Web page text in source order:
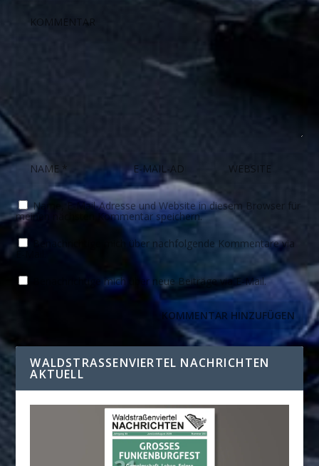
Name, E-Mail-Adresse und Website in diesem Browser für
meinen nächsten Kommentar speichern.
Benachrichtige mich über nachfolgende Kommentare via
Benachrichtige mich über neue Beiträge via E-Mail.
WALDSTRASSENVIERTEL NACHRICHTEN A
KTUELL